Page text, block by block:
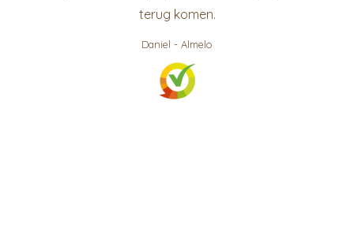
terug komen.
Daniel - Almelo